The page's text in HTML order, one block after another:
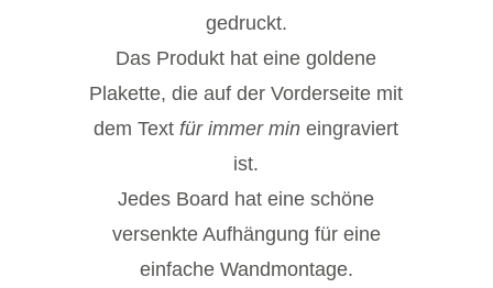
gedruckt.
Das Produkt hat eine goldene
Plakette, die auf der Vorderseite mit
dem Text für immer min eingraviert
ist.
Jedes Board hat eine schöne
versenkte Aufhängung für eine
einfache Wandmontage.